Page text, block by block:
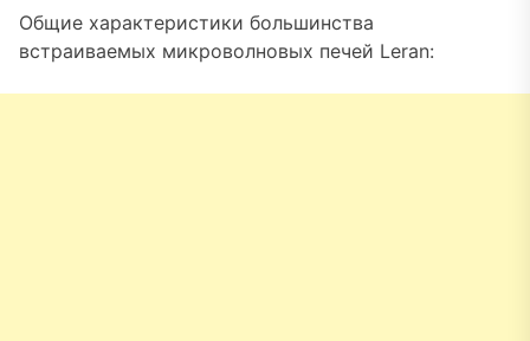
Общие характеристики большинства
встраиваемых микроволновых печей Leran: